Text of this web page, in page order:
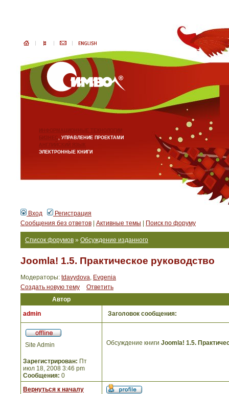
ИНФОРМАЦИОННЫЕ ТЕХНОЛОГИИ
БИЗНЕС, УПРАВЛЕНИЕ ПРОЕКТАМИ
АНГЛИЙСКИЙ ЯЗЫК
ЭЛЕКТРОННЫЕ КНИГИ
Вход
Регистрация
Сообщения без ответов
Активные темы Поиск по форуму
Список форумов » Обсуждение изданного
Joomla! 1.5. Практическое руководство
Модераторы: tdavydova, Evgenia
Создать новую тему
Ответить
Автор
admin
Заголовок сообщения:
Site Admin
Зарегистрирован: Пт
июл 18, 2008 3:46 pm
Сообщения: 0
Обсуждение книги Joomla! 1.5.
Вернуться к началу